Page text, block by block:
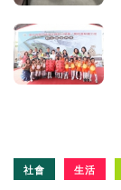
社會 生活